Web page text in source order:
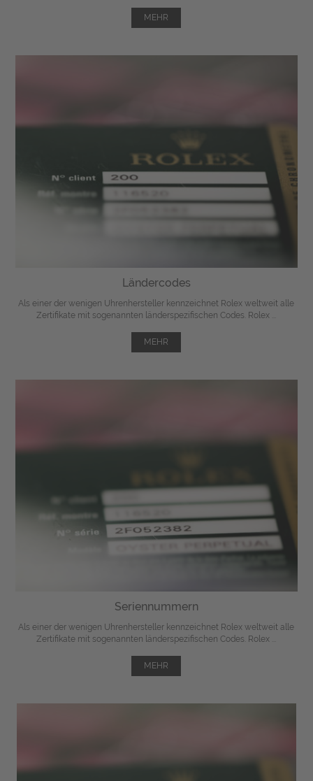
MEHR
Ländercodes
Als einer der wenigen Uhrenhersteller kennzeichnet Rolex weltweit alle
Zertifikate mit sogenannten länderspezifischen Codes. Rolex ...
MEHR
Seriennummern
Als einer der wenigen Uhrenhersteller kennzeichnet Rolex weltweit alle
Zertifikate mit sogenannten länderspezifischen Codes. Rolex ...
MEHR